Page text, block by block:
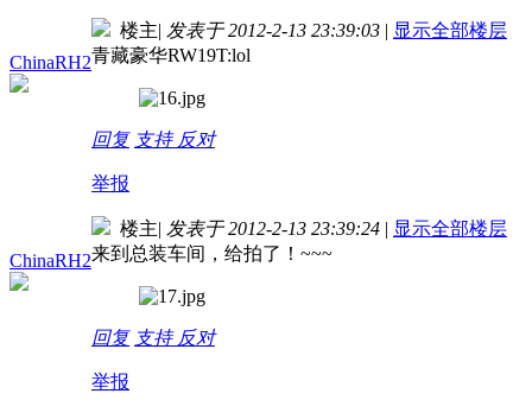
ChinaRH2
楼主| 发表于 2012-2-13 23:39:03 | 显示全部楼层
青藏豪华RW19T:lol
回复 支持 反对
举报
ChinaRH2
楼主| 发表于 2012-2-13 23:39:24 | 显示全部楼层
来到总装车间，给拍了！~~~
回复 支持 反对
举报